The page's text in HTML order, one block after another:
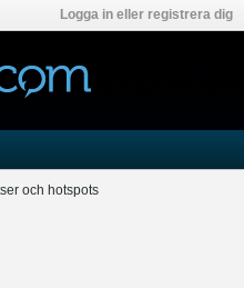
Logga in eller registrera dig
och hotspots